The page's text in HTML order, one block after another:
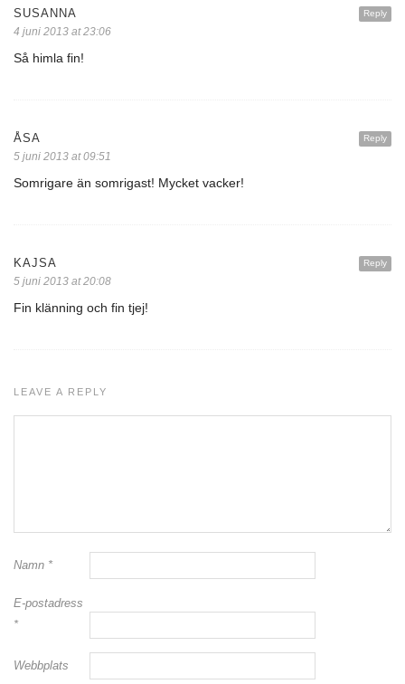
Reply
SUSANNA
4 juni 2013 at 23:06
Så himla fin!
Reply
ÅSA
5 juni 2013 at 09:51
Somrigare än somrigast! Mycket vacker!
Reply
KAJSA
5 juni 2013 at 20:08
Fin klänning och fin tjej!
LEAVE A REPLY
Namn *
E-postadress
*
Webbplats